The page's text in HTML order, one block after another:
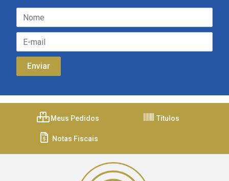
Meus Pedidos Títulos
Notas Fiscais